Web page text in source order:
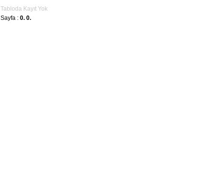
Tabloda Kayıt Yok
Sayfa : 0. 0.